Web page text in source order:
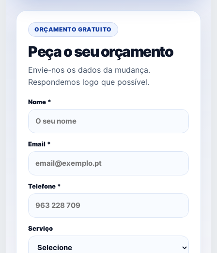
ORÇAMENTO GRATUITO
Peça o seu orçamento
Envie-nos os dados da mudança.
Respondemos logo que possível.
Nome *
Email *
Telefone *
Serviço